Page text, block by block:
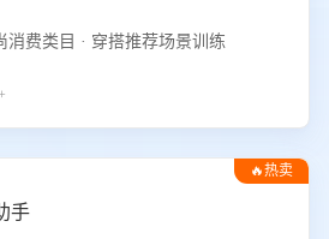
消费类目 · 穿搭推荐场景训练
🔥热卖
手